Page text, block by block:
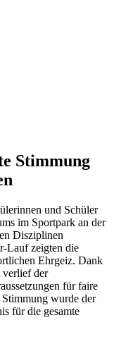
Stimmung
und Schüler
im Sportpark an der
Disziplinen
Lauf zeigten die
Ehrgeiz. Dank
verlief der
für faire
wurde der
für die gesamte